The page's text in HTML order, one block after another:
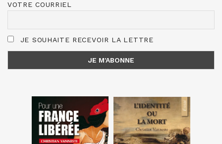
VOTRE COURRIEL
JE SOUHAITE RECEVOIR LA LETTRE